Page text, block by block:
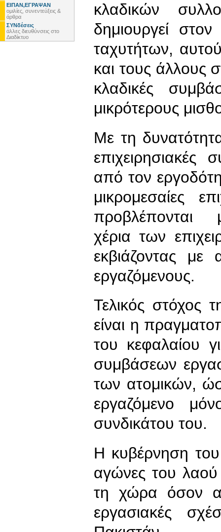
ΕΙΠΑΝ,ΕΓΡΑΨΑΝ
ομιλίες, συνεντεύξεις &
άρθρα
ΣΥΝδέσεις
άλλες διευθύνσεις στο
Διαδίκτυο
κλαδικών
δημιουργεί
ταχυτήτων,
και τους άλλους
κλαδικές
μικρότερους
Με τη
επιχειρησιακές
από τον
μικρομεσαίες
προβλέπονται
χέρια των
εκβιάζοντας με
εργαζόμενους.
Τελικός στόχος
είναι η
του κεφαλαίου
συμβάσεων
των ατομικών,
εργαζόμενο
συνδικάτου του.
Η κυβέρνηση
αγώνες του λαού
τη χώρα όσον
εργασιακές